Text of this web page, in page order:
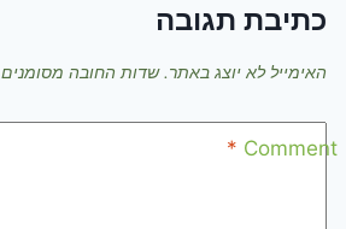
כתיבת תגובה
האימייל לא יוצג באתר. שדות החובה מסומנים
Comment
*